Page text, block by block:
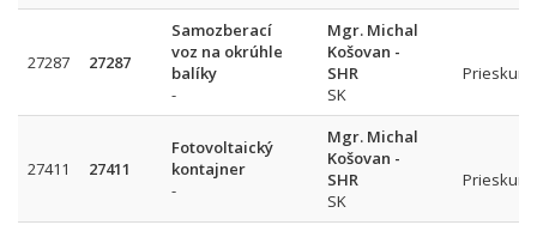
27287 27287
Samozberací
voz na okrúhle
balíky
-
Mgr. Michal
Košovan -
SHR
SK
Prieskum
27411 27411
Fotovoltaický
kontajner
-
Mgr. Michal
Košovan -
SHR
SK
Prieskum